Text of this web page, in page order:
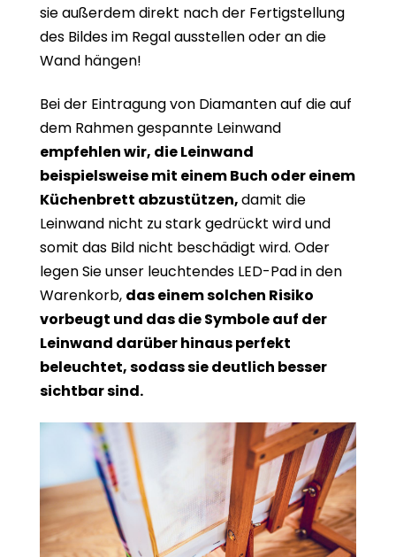
sie außerdem direkt nach der Fertigstellung
des Bildes im Regal ausstellen oder an die
Wand hängen!
Bei der Eintragung von Diamanten auf die auf
dem Rahmen gespannte Leinwand
empfehlen wir, die Leinwand
beispielsweise mit einem Buch oder einem
Küchenbrett abzustützen,damit die
Leinwand nicht zu stark gedrückt wird und
somit das Bild nicht beschädigt wird. Oder
legen Sie unser leuchtendes LED-Pad in den
Warenkorb, das einem solchen Risiko
vorbeugt und das die Symbole auf der
Leinwand darüber hinaus perfekt
beleuchtet, sodass sie deutlich besser
sichtbar sind.